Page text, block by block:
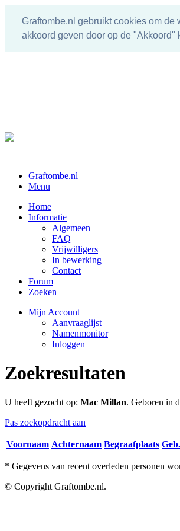
Graftombe.nl gebruikt cookies om de
akkoord geven door op de "Akkoord"
Graftombe.nl
Menu
Home
Informatie
Algemeen
FAQ
Vrijwilligers
In bewerking
Contact
Forum
Zoeken
Mijn Account
Aanvraaglijst
Namenmonitor
Inloggen
Zoekresultaten
U heeft gezocht op: Mac Millan. Geboren in
Pas zoekopdracht aan
Voornaam Achternaam Begraafplaats
* Gegevens van recent overleden personen
© Copyright Graftombe.nl.